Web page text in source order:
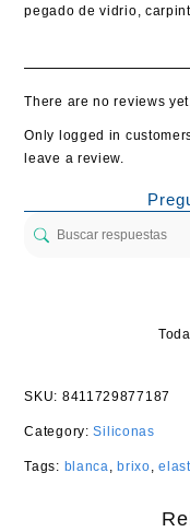
pegado de vidrio,
There are no reviews
Only logged in
leave a review.
SKU: 8411729877187
Category:Siliconas
Tags: blanca, brixo,